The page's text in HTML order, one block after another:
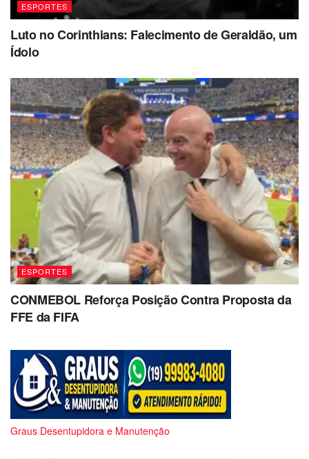
ESPORTES
Luto no Corinthians: Falecimento de Geraldão, um
Ídolo
ESPORTES
CONMEBOL Reforça Posição Contra Proposta da
FFE da FIFA
Graus Desentupidora e Manutenção